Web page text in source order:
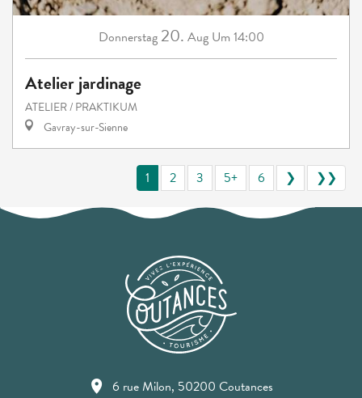
Donnerstag 20. Aug Um 14:00
Atelier jardinage
ATELIER / PRAKTIKUM
Gavray-sur-Sienne
1 2 3 5+ 6 ❯ ❯❯
6 rue Milon, 50200 Coutances